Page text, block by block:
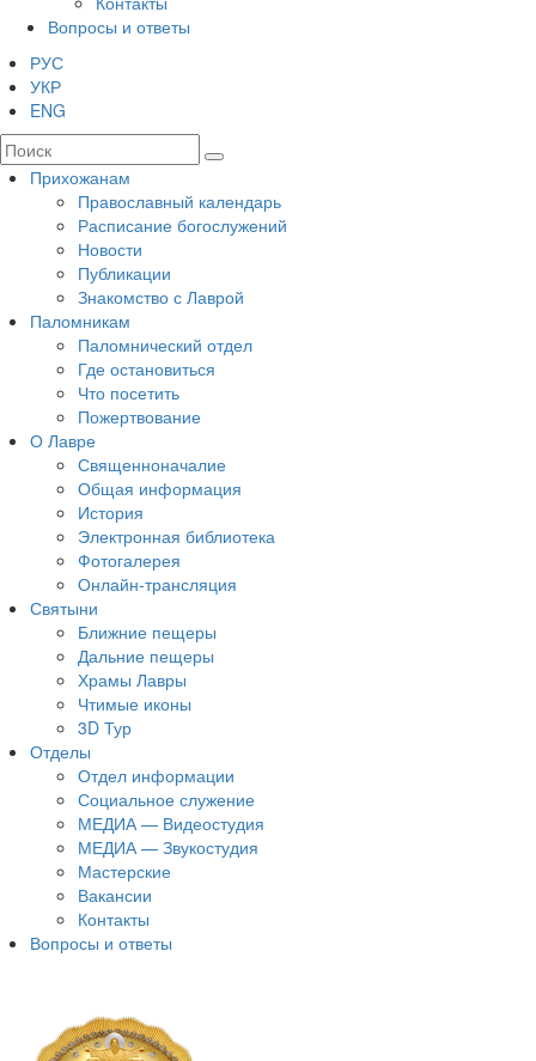
Вопросы и ответы
РУС
УКР
ENG
Прихожанам
Православный календарь
Расписание богослужений
Новости
Публикации
Знакомство с Лаврой
Паломникам
Паломнический отдел
Где остановиться
Что посетить
Пожертвование
О Лавре
Священноначалие
Общая информация
История
Электронная библиотека
Фотогалерея
Онлайн-трансляция
Святыни
Ближние пещеры
Дальние пещеры
Храмы Лавры
Чтимые иконы
3D Тур
Отделы
Отдел информации
Социальное служение
МЕДИА — Видеостудия
МЕДИА — Звукостудия
Мастерские
Вакансии
Контакты
Вопросы и ответы